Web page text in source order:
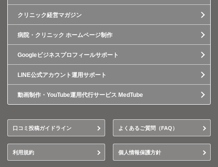
クリニック経営マガジン
病院・クリニック ホームページ制作
Googleビジネスプロフィールサポート
LINE公式アカウント運用サポート
動画制作・YouTube運用代行サービス MedTube
口コミ投稿ガイドライン よくあるご質問（FAQ）
利用規約 個人情報保護方針